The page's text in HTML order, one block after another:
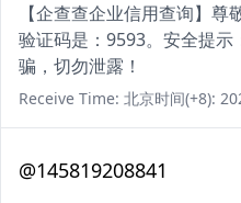
【企查查企业信用查询】
验证码是：9593。安全提
骗，切勿泄露！
Receive Time: 北京时间(+8):
@145819208841